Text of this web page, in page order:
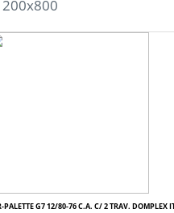
PALETTE G7 12/80-76 C.A. C/ 2 TRAV. DOMPLEX